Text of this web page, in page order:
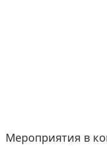
Мероприятия в